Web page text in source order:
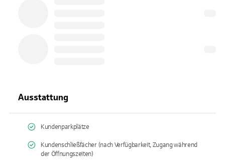
Ausstattung
Kundenparkplätze
Kundenschließfächer (nach Verfügbarkeit, Zugang während
der Öffnungszeiten)